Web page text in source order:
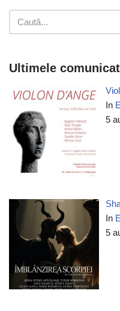
Ultimele
In
5
In
5